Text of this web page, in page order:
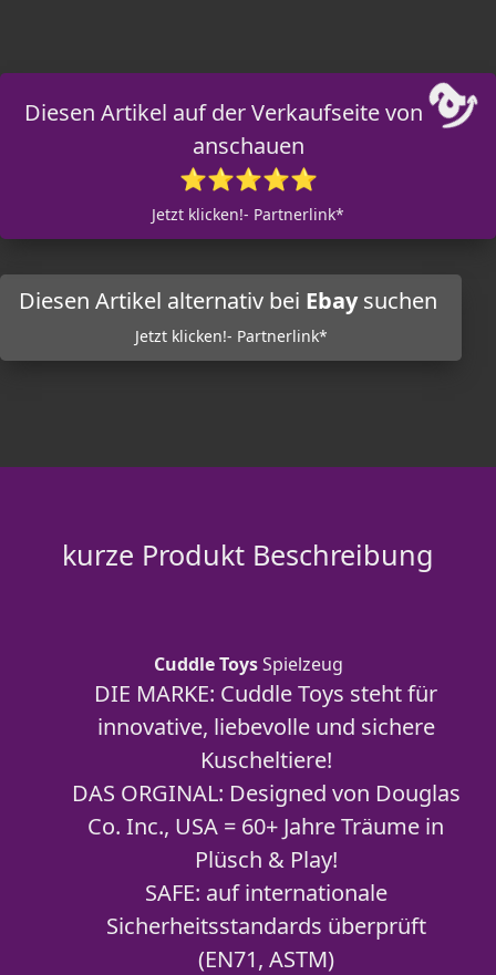
Diesen Artikel auf der Verkaufseite von
anschauen
⭐⭐⭐⭐⭐
Jetzt klicken!- Partnerlink*
Diesen Artikel alternativ bei Ebaysuchen
Jetzt klicken!- Partnerlink*
kurze Produkt Beschreibung
Cuddle ToysSpielzeug
DIE MARKE: Cuddle Toys steht für
innovative, liebevolle und sichere
Kuscheltiere!
DAS ORGINAL: Designed von Douglas
Co. Inc., USA = 60+ Jahre Träume in
Plüsch & Play!
SAFE: auf internationale
Sicherheitsstandards überprüft
(EN71, ASTM)